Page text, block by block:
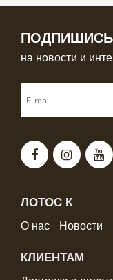
на новости и
ЛОТОС К
О нас Новости
КЛИЕНТАМ